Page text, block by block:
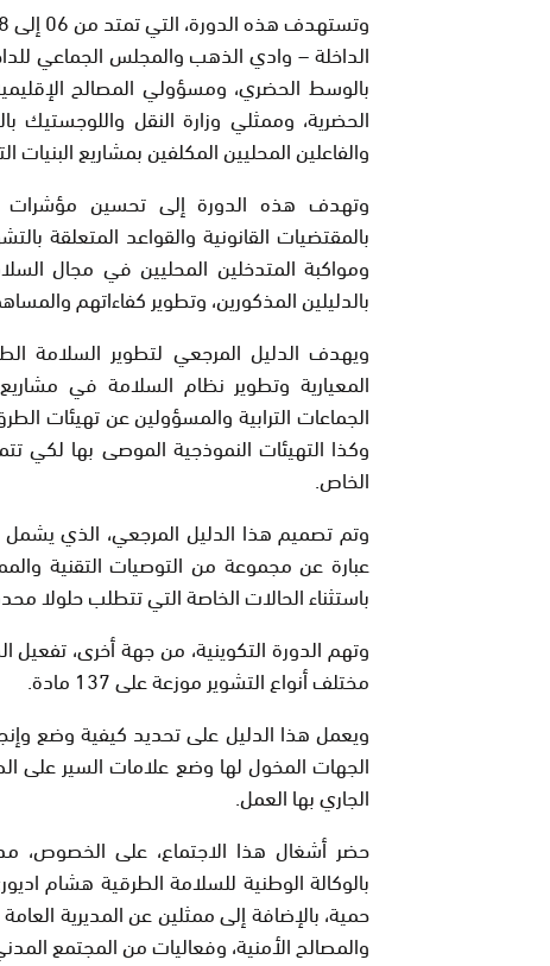
الداخلة – وادي الذهب والمجلس الجماعي
بالوسط الحضري، ومسؤولي المصالح
الحضرية، وممثلي وزارة النقل واللوجستيك
والفاعلين المحليين المكلفين بمشاريع البنيات
وتهدف هذه الدورة إلى تحسين مؤشرات
بالمقتضيات القانونية والقواعد المتعلقة
ومواكبة المتدخلين المحليين في مجال
بالدليلين المذكورين، وتطوير كفاءاتهم
ويهدف الدليل المرجعي لتطوير السلامة
المعيارية وتطوير نظام السلامة في
الجماعات الترابية والمسؤولين عن تهيئات
وكذا التهيئات النموذجية الموصى بها لكي
الخاص.
عبارة عن مجموعة من التوصيات التقنية
باستثناء الحالات الخاصة التي تتطلب حلولا
وتهم الدورة التكوينية، من جهة أخرى، تفعيل
مختلف أنواع التشوير موزعة على 137 مادة.
ويعمل هذا الدليل على تحديد كيفية وضع
الجهات المخول لها وضع علامات السير على
الجاري بها العمل.
حضر أشغال هذا الاجتماع، على الخصوص،
بالوكالة الوطنية للسلامة الطرقية هشام
حمية، بالإضافة إلى ممثلين عن المديرية العامة
والمصالح الأمنية، وفعاليات من المجتمع